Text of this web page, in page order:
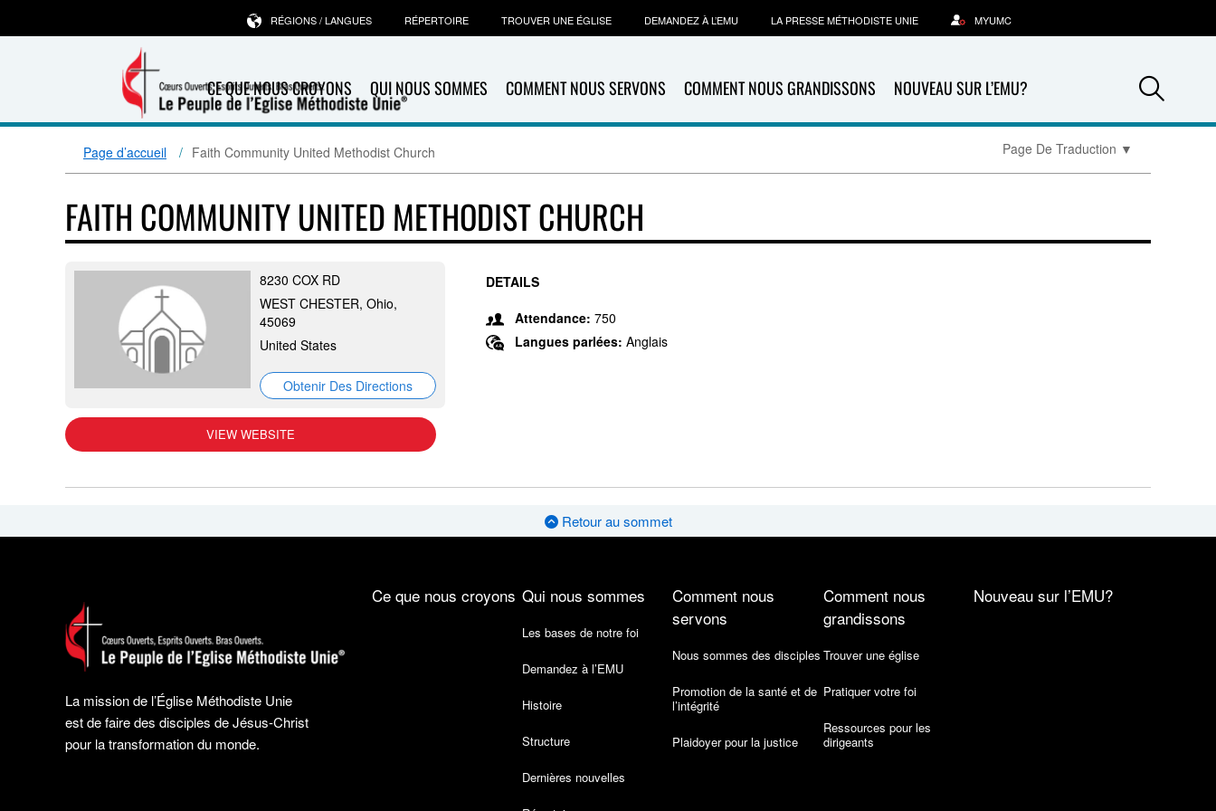
CE QUE NOUS CROYONS QUI NOUS SOMMES COMMENT NOUS SERVONS COMMENT NOUS GRANDISSONS NOUVEAU SUR L’EMU?
RÉGIONS / LANGUES RÉPERTOIRE TROUVER UNE ÉGLISE DEMANDEZ À L’EMU LA PRESSE MÉTHODISTE UNIE MYUMC
Page d’accueil Faith Community United Methodist Church Page De Traduction ▼
FAITH COMMUNITY UNITED METHODIST CHURCH
8230 COX RD
WEST CHESTER, Ohio,
45069
United States
Obtenir Des Directions
VIEW WEBSITE
DETAILS
Attendance: 750
Langues parlées: Anglais
Retour au sommet
La mission de l’Église Méthodiste Unie
est de faire des disciples de Jésus-Christ
pour la transformation du monde.
Ce que nous croyons Qui nous sommes
Les bases de notre foi
Demandez à l’EMU
Histoire
Structure
Dernières nouvelles
Comment nous
servons
Nous sommes des disciples
Promotion de la santé et de
l’intégrité
Plaidoyer pour la justice
Comment nous
grandissons
Trouver une église
Pratiquer votre foi
Ressources pour les
dirigeants
Nouveau sur l’EMU?